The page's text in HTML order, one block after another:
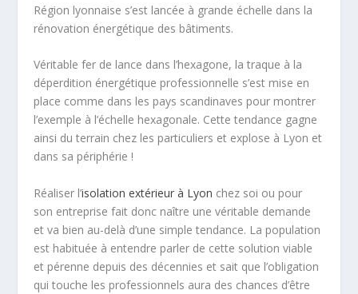
Région lyonnaise s’est lancée à grande échelle dans la
rénovation énergétique des bâtiments.
Véritable fer de lance dans l’hexagone, la traque à la
déperdition énergétique professionnelle s’est mise en
place comme dans les pays scandinaves pour montrer
l’exemple à l’échelle hexagonale. Cette tendance gagne
ainsi du terrain chez les particuliers et explose à Lyon et
dans sa périphérie !
Réaliser l’isolation extérieur à Lyon chez soi ou pour
son entreprise fait donc naître une véritable demande
et va bien au-delà d’une simple tendance. La population
est habituée à entendre parler de cette solution viable
et pérenne depuis des décennies et sait que l’obligation
qui touche les professionnels aura des chances d’être